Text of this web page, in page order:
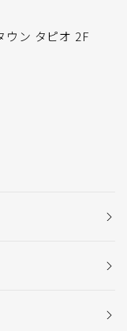
ウン タピオ 2F